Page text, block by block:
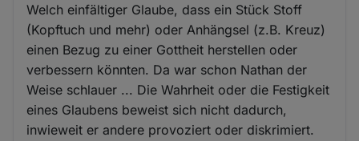
Welch einfältiger Glaube, dass ein Stück Stoff
(Kopftuch und mehr) oder Anhängsel (z.B. Kreuz)
einen Bezug zu einer Gottheit herstellen oder
verbessern könnten. Da war schon Nathan der
Weise schlauer ... Die Wahrheit oder die Festigkeit
eines Glaubens beweist sich nicht dadurch,
inwieweit er andere provoziert oder diskrimiert.